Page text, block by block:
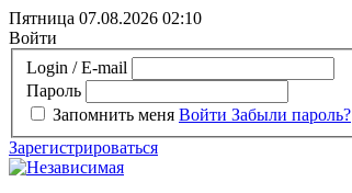
Пятница 07.08.2026 02:10
Войти
Login / E-mail
Пароль
Запомнить меня Войти Забыли пароль?
Зарегистрироваться